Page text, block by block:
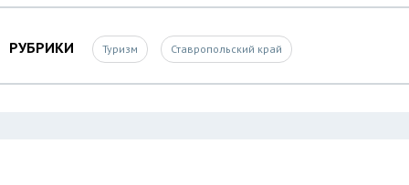
РУБРИКИ Туризм Ставропольский край